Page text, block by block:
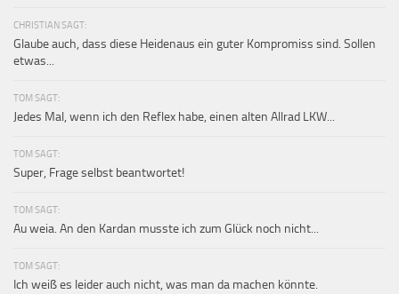
CHRISTIAN SAGT:
Glaube auch, dass diese Heidenaus ein guter Kompromiss sind. Sollen
etwas...
TOM SAGT:
Jedes Mal, wenn ich den Reflex habe, einen alten Allrad LKW...
TOM SAGT:
Super, Frage selbst beantwortet!
TOM SAGT:
Au weia. An den Kardan musste ich zum Glück noch nicht...
TOM SAGT:
Ich weiß es leider auch nicht, was man da machen könnte.